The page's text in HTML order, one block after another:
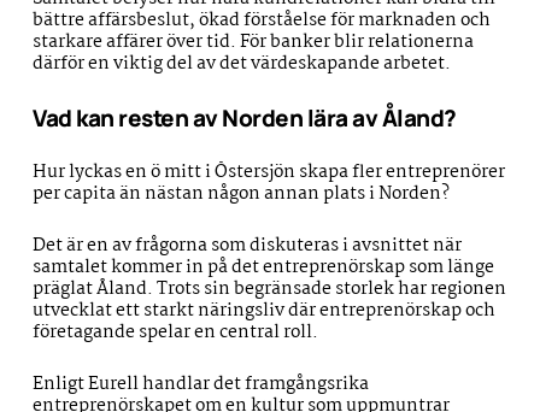
bättre affärsbeslut, ökad förståelse för marknaden och
starkare affärer över tid. För banker blir relationerna
därför en viktig del av det värdeskapande arbetet.
Vad kan resten av Norden lära av Åland?
Hur lyckas en ö mitt i Östersjön skapa fler entreprenörer
per capita än nästan någon annan plats i Norden?
Det är en av frågorna som diskuteras i avsnittet när
samtalet kommer in på det entreprenörskap som länge
präglat Åland. Trots sin begränsade storlek har regionen
utvecklat ett starkt näringsliv där entreprenörskap och
företagande spelar en central roll.
Enligt Eurell handlar det framgångsrika